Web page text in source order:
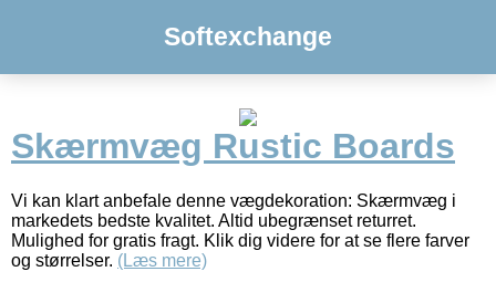
Softexchange
Skærmvæg Rustic Boards
Vi kan klart anbefale denne vægdekoration: Skærmvæg i
markedets bedste kvalitet. Altid ubegrænset returret.
Mulighed for gratis fragt. Klik dig videre for at se flere farver
og størrelser. (Læs mere)